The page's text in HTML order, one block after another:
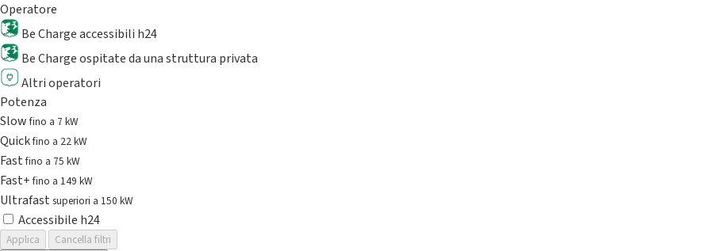
Operatore
Be Charge accessibili h24
Be Charge ospitate da una struttura privata
Altri operatori
Potenza
Slowfino a 7 kW
Quickfino a 22 kW
Fastfino a 75 kW
Fast+fino a 149 kW
Ultrafast superiori a 150 kW
Accessibile h24
Applica
Cancella filtri